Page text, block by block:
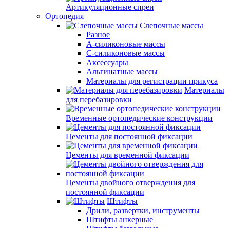
Артикуляционные спреи
Ортопедия
Слепочные массы
Разное
А-силиконовые массы
С-силиконовые массы
Аксессуары
Альгинатные массы
Материалы для регистрации прикуса
Материалы
для перебазировки
Временные ортопедические конструкции
Цементы для постоянной фиксации
Цементы для временной фиксации
Цементы двойного отверждения для
постоянной фиксации
Штифты
Дрили, развертки, инструменты
Штифты анкерные